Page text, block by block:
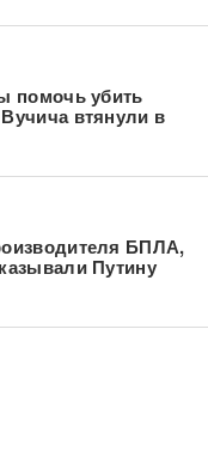
помочь убить
втянули в
БПЛА,
Путину